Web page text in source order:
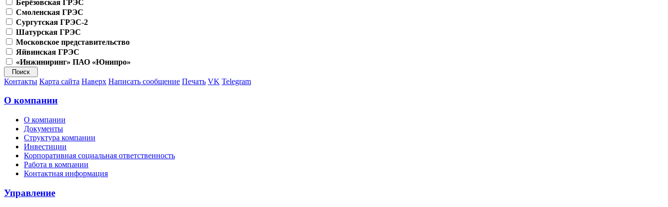
Берёзовская ГРЭС
Смоленская ГРЭС
Сургутская ГРЭС-2
Шатурская ГРЭС
Московское представительство
Яйвинская ГРЭС
«Инжиниринг» ПАО «Юнипро»
Контакты Карта сайта Наверх Написать сообщение Печать VK Telegram
О компании
О компании
Документы
Структура компании
Инвестиции
Корпоративная социальная ответственность
Работа в компании
Контактная информация
Управление